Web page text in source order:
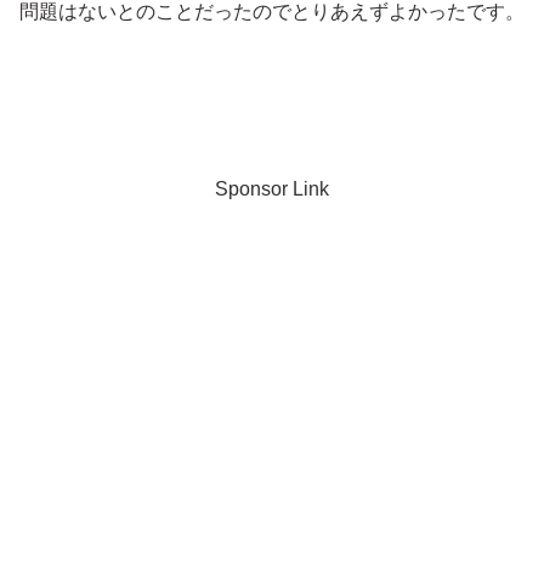
問題はないとのことだったのでとりあえずよかったです。
Sponsor Link